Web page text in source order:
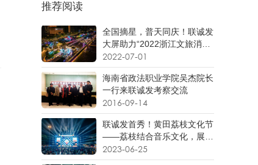
推荐阅读
全国摘星，普天同庆！联诚发
大屏助力“2022浙江文旅消费
季”耀眼蝶变！
2022-07-01
海南省政法职业学院吴杰院长
一行来联诚发考察交流
2016-09-14
联诚发首秀！黄田荔枝文化节
——荔枝结合音乐文化，展现
出无限活力！
2023-06-25